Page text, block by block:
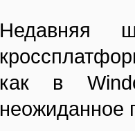
Недавняя
как в
неожиданное